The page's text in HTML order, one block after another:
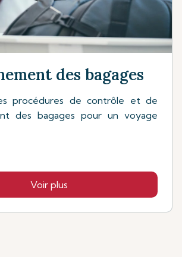
des bagages
procédures de contrôle et de
des bagages pour un voyage
Voir plus